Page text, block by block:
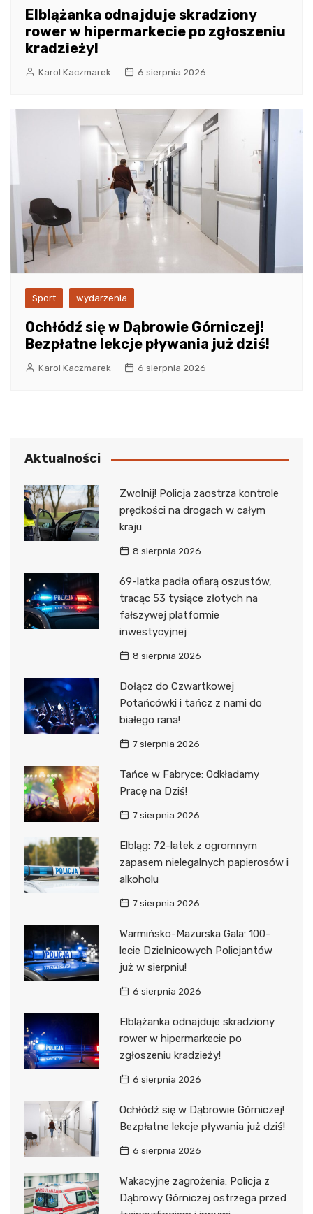
Elblążanka odnajduje skradziony
rower w hipermarkecie po zgłoszeniu
kradzieży!
Karol Kaczmarek 6 sierpnia 2026
Sport wydarzenia
Ochłódź się w Dąbrowie Górniczej!
Bezpłatne lekcje pływania już dziś!
Karol Kaczmarek 6 sierpnia 2026
Aktualności
Zwolnij! Policja zaostrza kontrole
prędkości na drogach w całym
kraju
8 sierpnia 2026
69-latka padła ofiarą oszustów,
tracąc 53 tysiące złotych na
fałszywej platformie
inwestycyjnej
8 sierpnia 2026
Dołącz do Czwartkowej
Potańcówki i tańcz z nami do
białego rana!
7 sierpnia 2026
Tańce w Fabryce: Odkładamy
Pracę na Dziś!
7 sierpnia 2026
Elbląg: 72-latek z ogromnym
zapasem nielegalnych papierosów i
alkoholu
7 sierpnia 2026
Warmińsko-Mazurska Gala: 100-
lecie Dzielnicowych Policjantów
już w sierpniu!
6 sierpnia 2026
Elblążanka odnajduje skradziony
rower w hipermarkecie po
zgłoszeniu kradzieży!
6 sierpnia 2026
Ochłódź się w Dąbrowie Górniczej!
Bezpłatne lekcje pływania już dziś!
6 sierpnia 2026
Wakacyjne zagrożenia: Policja z
Dąbrowy Górniczej ostrzega przed